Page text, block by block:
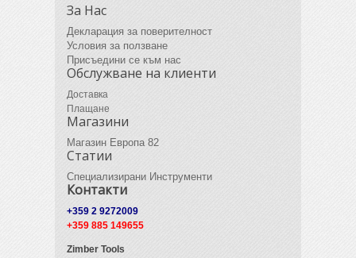
За Нас
Декларация за поверителност
Условия за ползване
Присъедини се към нас
Обслужване на клиенти
Доставка
Плащане
Магазини
Магазин Европа 82
Статии
Специализирани Инструменти
Контакти
+359 2 9272009
+359 885 149655
Zimber Tools